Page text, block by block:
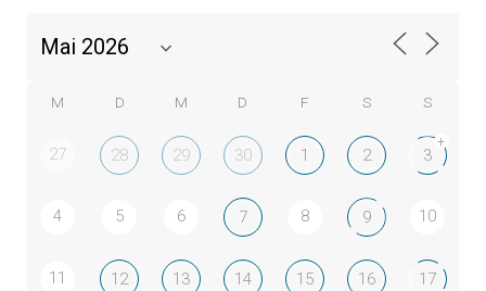
M D M D F S S
27 28 29 30 1 2 3
+
4 5 6 7 8 9 10
11 12 13 14 15 16 17